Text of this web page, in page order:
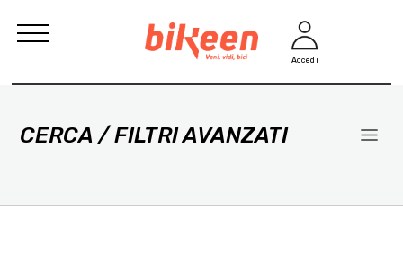
Accedi
CERCA / FILTRI AVANZATI